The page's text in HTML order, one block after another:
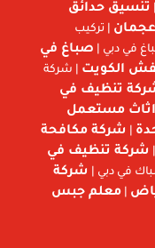
تنسيق حدائق
| تركيب
في دبي | صباغ في
الكويت | شركة
تنظيف في
مستعمل
شركة مكافحة
شركة تنظيف في
في دبي |
شركة
|معلم جبس